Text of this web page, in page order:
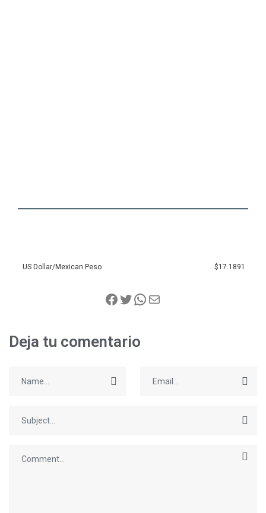
US Dollar/Mexican Peso $17.1891
Deja tu comentario